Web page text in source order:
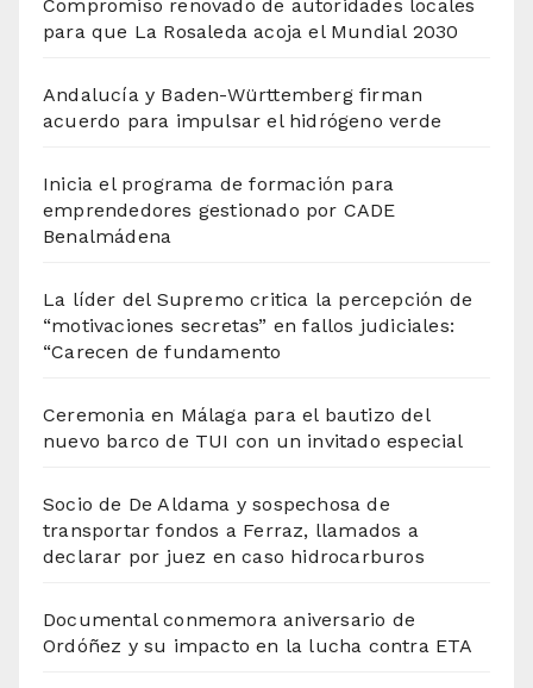
Compromiso renovado de autoridades locales
para que La Rosaleda acoja el Mundial 2030
Andalucía y Baden-Württemberg firman
acuerdo para impulsar el hidrógeno verde
Inicia el programa de formación para
emprendedores gestionado por CADE
Benalmádena
La líder del Supremo critica la percepción de
“motivaciones secretas” en fallos judiciales:
“Carecen de fundamento
Ceremonia en Málaga para el bautizo del
nuevo barco de TUI con un invitado especial
Socio de De Aldama y sospechosa de
transportar fondos a Ferraz, llamados a
declarar por juez en caso hidrocarburos
Documental conmemora aniversario de
Ordóñez y su impacto en la lucha contra ETA